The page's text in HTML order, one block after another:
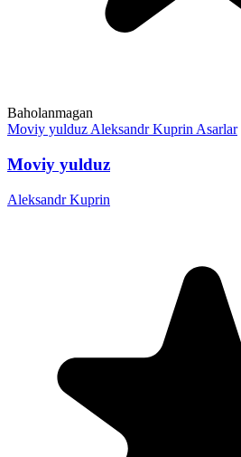
Baholanmagan
Moviy yulduz Aleksandr Kuprin Asarlar
Moviy yulduz
Aleksandr Kuprin